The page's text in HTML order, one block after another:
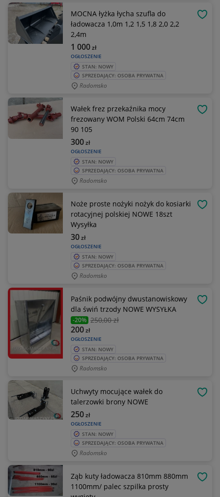
MOCNA łyżka łycha szufla do
ładowacza 1,0m 1,2 1,5 1,8 2,0 2,2
2,4m
OGŁOSZENIE
1 000zł
STAN: NOWY
SPRZEDAJĄCY: OSOBA PRYWATNA
Radomsko
Wałek frez przekaźnika mocy
frezowany WOM Polski 64cm 74cm
90 105
OGŁOSZENIE
300zł
STAN: NOWY
SPRZEDAJĄCY: OSOBA PRYWATNA
Radomsko
Noże proste nożyki nożyk do kosiarki
rotacyjnej polskiej NOWE 18szt
Wysyłka
OGŁOSZENIE
30zł
STAN: NOWY
SPRZEDAJĄCY: OSOBA PRYWATNA
Radomsko
Paśnik podwójny dwustanowiskowy
dla świń trzody NOWE WYSYŁKA
-20% 250,00 zł
OGŁOSZENIE
200zł
STAN: NOWY
SPRZEDAJĄCY: OSOBA PRYWATNA
Radomsko
Uchwyty mocujące wałek do
talerzowki brony NOWE
OGŁOSZENIE
250zł
STAN: NOWY
SPRZEDAJĄCY: OSOBA PRYWATNA
Radomsko
Ząb kuty ładowacza 810mm 880mm
1100mm/ palec szpilka prosty